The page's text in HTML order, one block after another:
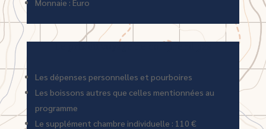
Monnaie : Euro
Les dépenses personnelles et pourboires
Les boissons autres que celles mentionnées au
programme
Le supplément chambre individuelle : 110 €